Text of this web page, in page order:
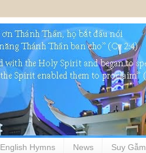
English Hymns News Suy Gẫm